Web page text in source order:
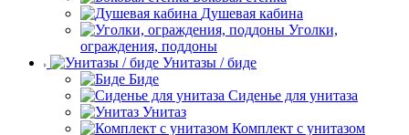
Душевая кабина
Уголки,
ограждения, поддоны
Унитазы / биде
Биде
Сиденье для унитаза
Унитаз
Комплект с унитазом